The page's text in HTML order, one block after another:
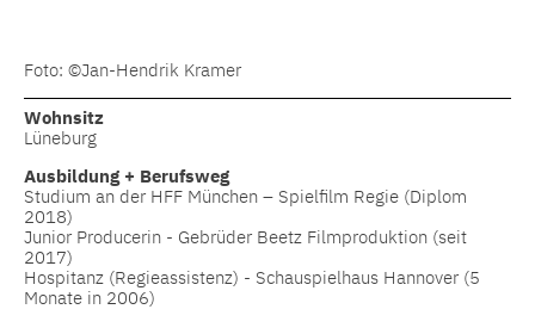
Foto: ©Jan-Hendrik Kramer
Wohnsitz
Lüneburg
Ausbildung + Berufsweg
Studium an der HFF München – Spielfilm Regie (Diplom
2018)
Junior Producerin - Gebrüder Beetz Filmproduktion (seit
2017)
Hospitanz (Regieassistenz) - Schauspielhaus Hannover (5
Monate in 2006)